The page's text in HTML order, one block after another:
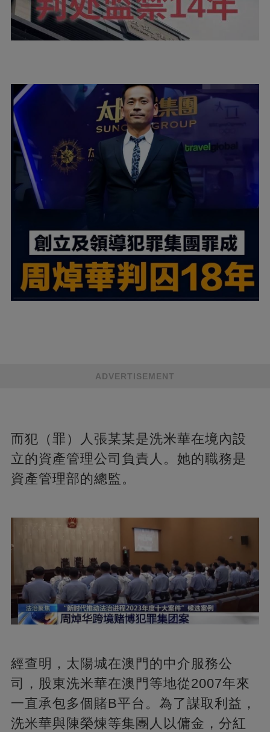
ADVERTISEMENT
而犯（罪）人張某某是洗米華在境內設
立的資產管理公司負責人。她的職務是
資產管理部的總監。
經查明，太陽城在澳門的中介服務公
司，股東洗米華在澳門等地從2007年來
一直承包多個賭B平台。為了謀取利益，
洗米華與陳榮煉等集團人以傭金，分紅